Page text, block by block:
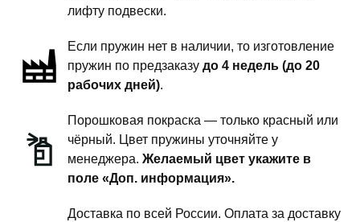
дюйм
комфорт
лифту подвески.
Если пружин нет в наличии, то изготовление
пружин по предзаказу до 4 недель (до 20
рабочих дней).
Порошковая покраска — только красный или
чёрный. Цвет пружины уточняйте у
менеджера. Желаемый цвет укажите в
поле «Доп. информация».
Доставка по всей России. Оплата за доставку